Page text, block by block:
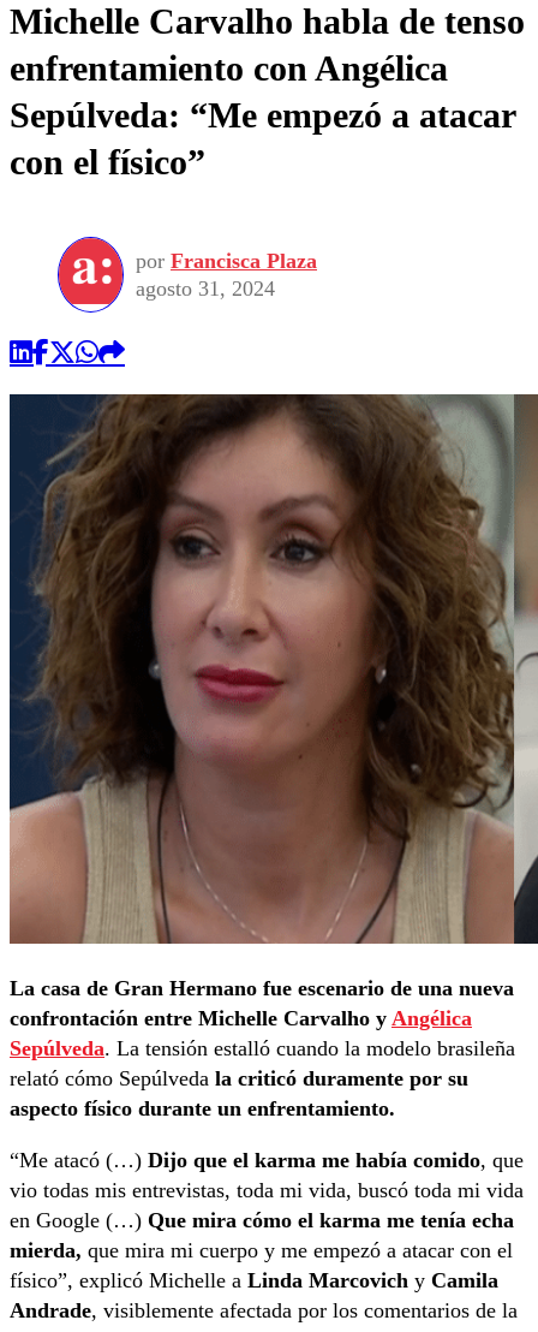
Michelle Carvalho habla de tenso
enfrentamiento con Angélica
Sepúlveda: “Me empezó a atacar
con el físico”
por Francisca Plaza
agosto 31, 2024
La casa de Gran Hermano fue escenario de una nueva
confrontación entre Michelle Carvalho y Angélica
Sepúlveda. La tensión estalló cuando la modelo brasileña
relató cómo Sepúlveda la criticó duramente por su
aspecto físico durante un enfrentamiento.
“Me atacó (…) Dijo que el karma me había comido, que
vio todas mis entrevistas, toda mi vida, buscó toda mi vida
en Google (…) Que mira cómo el karma me tenía echa
mierda, que mira mi cuerpo y me empezó a atacar con el
físico”, explicó Michelle a Linda Marcovich y Camila
Andrade, visiblemente afectada por los comentarios de la